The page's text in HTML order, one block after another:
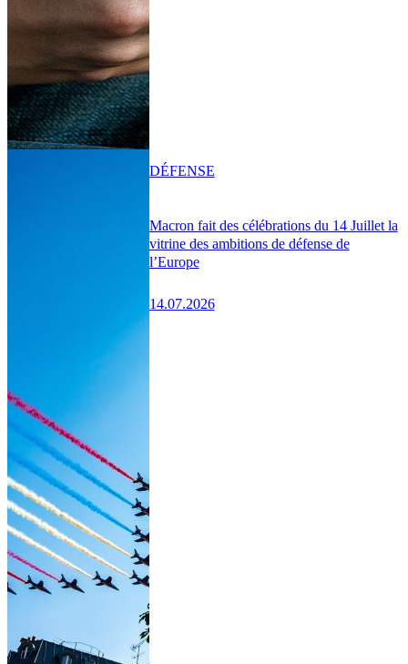
Macron fait des célébrations du 14 Juillet la
vitrine des ambitions de défense de
l’Europe
14.07.2026
DÉFENSE